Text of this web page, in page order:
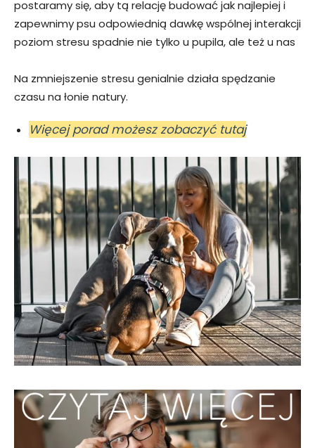
postaramy się, aby tą relację budować jak najlepiej i
zapewnimy psu odpowiednią dawkę wspólnej interakcji
poziom stresu spadnie nie tylko u pupila, ale też u nas
Na zmniejszenie stresu genialnie działa spędzanie
czasu na łonie natury.
Więcej porad możesz zobaczyć tutaj